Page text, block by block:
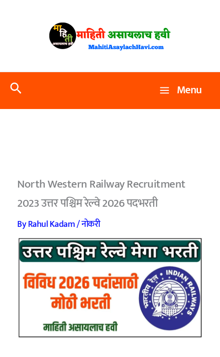
Search Menu
North Western Railway Recruitment
2023 उत्तर पश्चिम रेल्वे 2026 पदभरती
ByRahul Kadam/नोकरी